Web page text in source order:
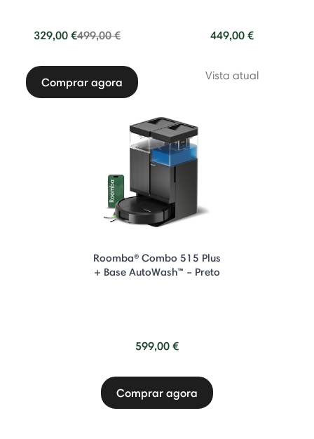
329,00 €Price reduced from
499,00 €to
Comprar agora
449,00 €
Vista atual
Roomba® Combo 515 Plus
+ Base AutoWash™ – Preto
599,00 €
Comprar agora